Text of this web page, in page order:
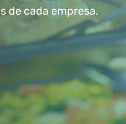
de cada empresa.